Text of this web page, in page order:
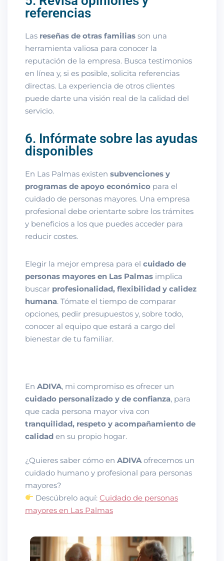
referencias
Las reseñas de otras familias son una
herramienta valiosa para conocer la
reputación de la empresa. Busca testimonios
en línea y, si es posible, solicita referencias
directas. La experiencia de otros clientes
puede darte una visión real de la calidad del
servicio.
6. Infórmate sobre las ayudas
disponibles
En Las Palmas existen subvenciones y
programas de apoyo económico para el
cuidado de personas mayores. Una empresa
profesional debe orientarte sobre los trámites
y beneficios a los que puedes acceder para
reducir costes.
Elegir la mejor empresa para el cuidado de
personas mayores en Las Palmas implica
buscar profesionalidad, flexibilidad y calidez
humana. Tómate el tiempo de comparar
opciones, pedir presupuestos y, sobre todo,
conocer al equipo que estará a cargo del
bienestar de tu familiar.
En ADIVA, mi compromiso es ofrecer un
cuidado personalizado y de confianza, para
que cada persona mayor viva con
tranquilidad, respeto y acompañamiento de
calidad en su propio hogar.
¿Quieres saber cómo en ADIVA ofrecemos un
cuidado humano y profesional para personas
mayores?
Descúbrelo aquí:Cuidado de personas
mayores en Las Palmas